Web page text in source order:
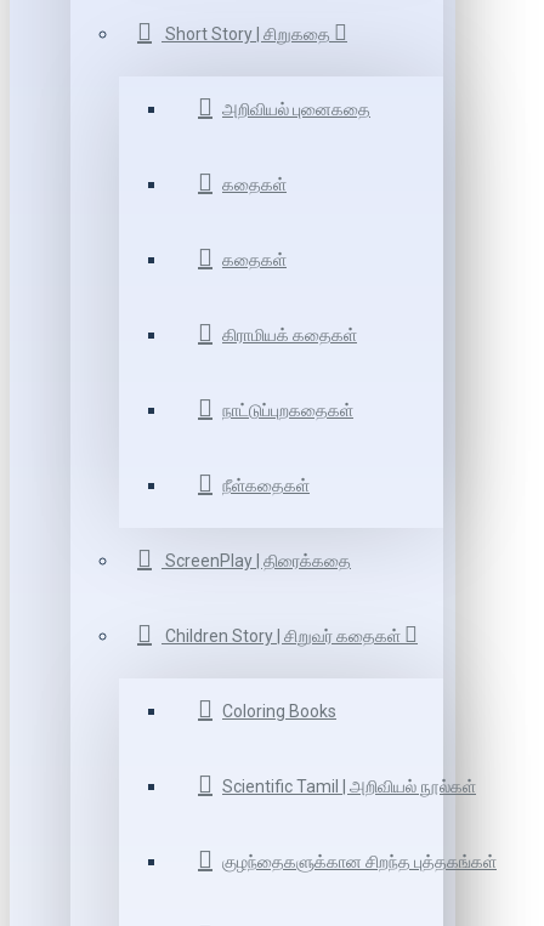
Short Story | சிறுகதை
அறிவியல் புனைகதை
கதைகள்
கதைகள்
கிராமியக் கதைகள்
நாட்டுப்புறகதைகள்
நீள்கதைகள்
ScreenPlay | திரைக்கதை
Children Story | சிறுவர் கதைகள்
Coloring Books
Scientific Tamil | அறிவியல் நூல்கள்
குழந்தைகளுக்கான சிறந்த புத்தகங்கள்